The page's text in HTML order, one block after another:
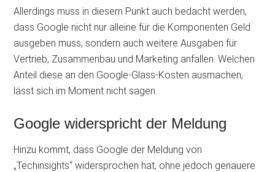
Allerdings muss in diesem Punkt auch bedacht werden,
dass Google nicht nur alleine für die Komponenten Geld
ausgeben muss, sondern auch weitere Ausgaben für
Vertrieb, Zusammenbau und Marketing anfallen. Welchen
Anteil diese an den Google-Glass-Kosten ausmachen,
lässt sich im Moment nicht sagen.
Google widerspricht der Meldung
Hinzu kommt, dass Google der Meldung von
„Techinsights“ widersprochen hat, ohne jedoch genauere